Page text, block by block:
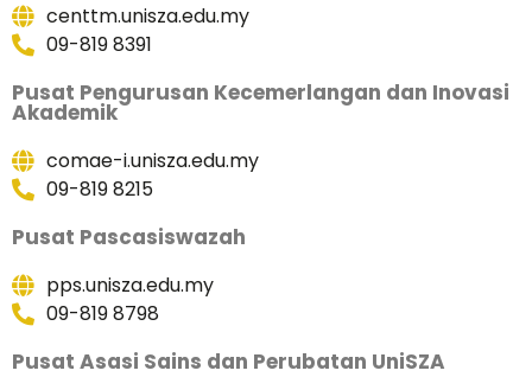
centtm.unisza.edu.my
09-819 8391
Pusat Pengurusan Kecemerlangan dan Inovasi
Akademik
comae-i.unisza.edu.my
09-819 8215
Pusat Pascasiswazah
pps.unisza.edu.my
09-819 8798
Pusat Asasi Sains dan Perubatan UniSZA